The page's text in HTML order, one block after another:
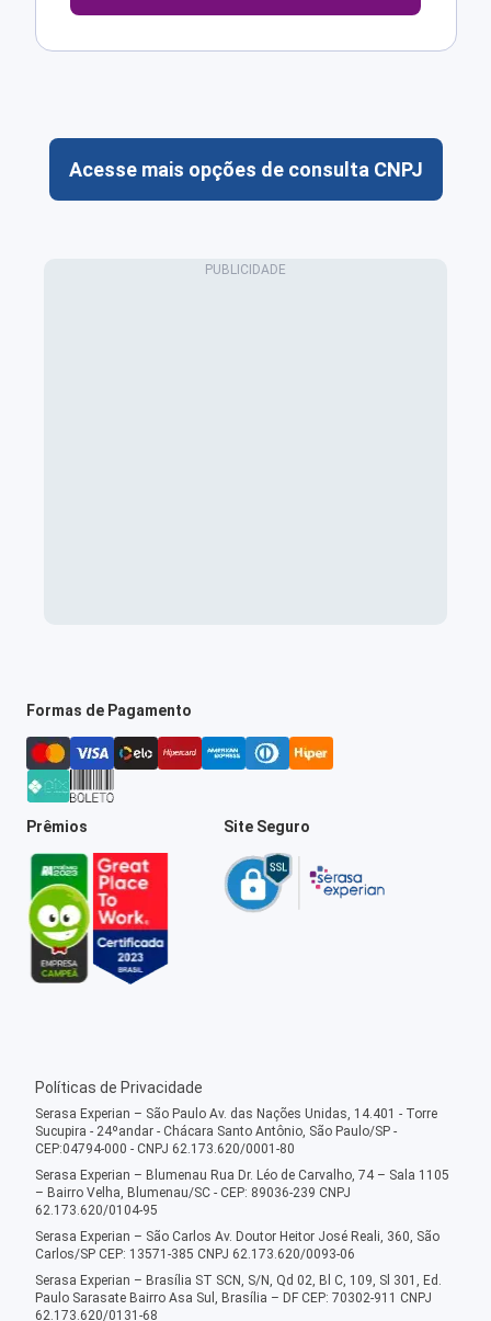
Acesse mais opções de consulta CNPJ
Formas de Pagamento
Prêmios Site Seguro
Políticas de Privacidade
Serasa Experian – São Paulo Av. das Nações Unidas, 14.401 - Torre
Sucupira - 24ºandar - Chácara Santo Antônio, São Paulo/SP -
CEP:04794-000 - CNPJ 62.173.620/0001-80
Serasa Experian – Blumenau Rua Dr. Léo de Carvalho, 74 – Sala 1105
– Bairro Velha, Blumenau/SC - CEP: 89036-239 CNPJ
62.173.620/0104-95
Serasa Experian – São Carlos Av. Doutor Heitor José Reali, 360, São
Carlos/SP CEP: 13571-385 CNPJ 62.173.620/0093-06
Serasa Experian – Brasília ST SCN, S/N, Qd 02, Bl C, 109, Sl 301, Ed.
Paulo Sarasate Bairro Asa Sul, Brasília – DF CEP: 70302-911 CNPJ
62.173.620/0131-68